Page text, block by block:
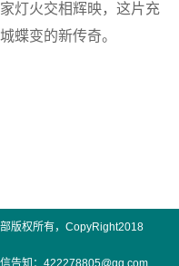
灯火交相辉映，这片充
蝶变的新传奇。
版权所有，CopyRight2018
02